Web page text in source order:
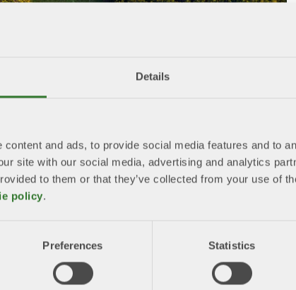
Details
and ads, to provide social media features and to
site with our social media, advertising and analytics
to them or that they’ve collected from your use of
policy.
Preferences Statistics
kolsänka ut och hur kan vi